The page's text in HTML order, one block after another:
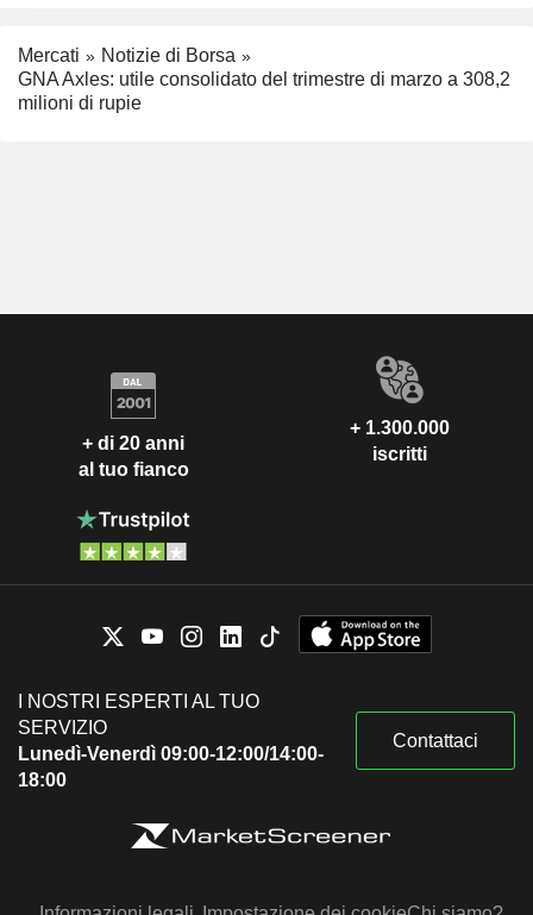
Mercati
Notizie di Borsa
GNA Axles: utile consolidato del trimestre di marzo a 308,2
milioni di rupie
+ di 20 anni
al tuo fianco
+ 1.300.000
iscritti
I NOSTRI ESPERTI AL TUO
SERVIZIO
Lunedì-Venerdì 09:00-12:00/14:00-
18:00
Contattaci